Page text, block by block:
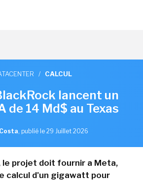
/ CALCUL
lancent un
de 14 Md$ au Texas
, publié le 29 Juillet 2026
le projet doit fournir a Meta,
calcul d'un gigawatt pour